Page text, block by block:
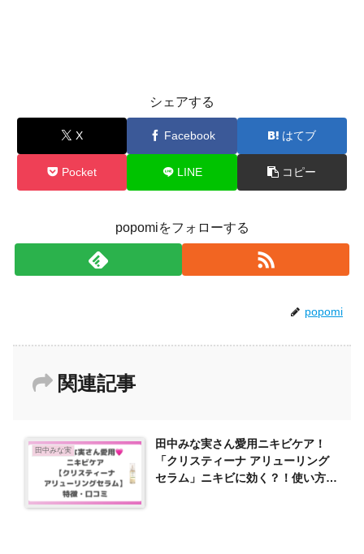
シェアする
X Facebook はてブ
Pocket LINE コピー
popomiをフォローする
popomi
関連記事
田中みな実
田中みな実さん愛用ニキビケア！
「クリスティーナ アリューリング
セラム」ニキビに効く？！使い方や